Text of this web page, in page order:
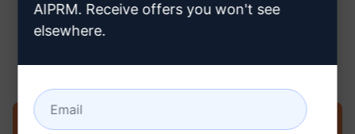
Stap 3: Gebruik de prompt in je
Probeer de prompt nu op ChatGPT
AIPRM. Receive offers you won't see
elsewhere.